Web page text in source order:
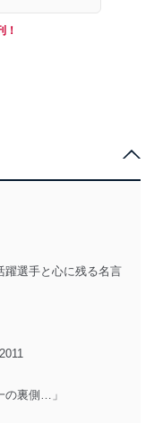
！
躍選手と心に残る名言
裏側…」